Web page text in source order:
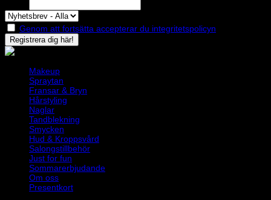
Genom att fortsätta accepterar du integritetspolicyn
Makeup
Spraytan
Fransar & Bryn
Hårstyling
Naglar
Tandblekning
Smycken
Hud & Kroppsvård
Salongstillbehör
Just for fun
Sommarerbjudande
Om oss
Presentkort